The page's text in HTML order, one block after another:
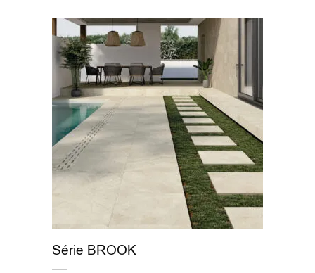
Série BROOK